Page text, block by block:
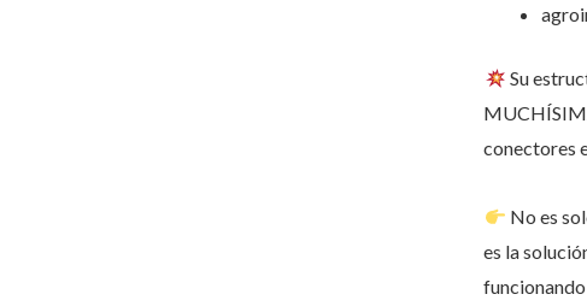
Su
conectores
No es
es la